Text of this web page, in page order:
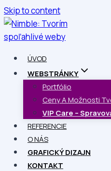
Skip to content
ÚVOD
WEBSTRÁNKY
Portfólio
Ceny A Možnosti
VIP Care –
REFERENCIE
O NÁS
GRAFICKÝ DIZAJN
KONTAKT